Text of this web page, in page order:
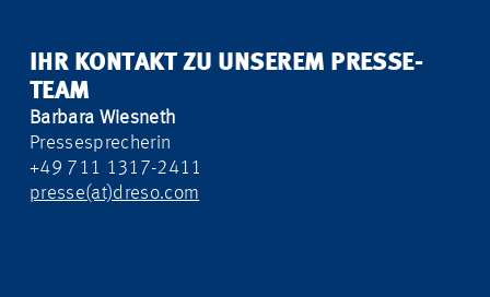
IHR KONTAKT ZU UNSEREM PRESSE-
TEAM
Barbara Wiesneth
Pressesprecherin
+49 711 1317-2411
presse(at)dreso.com